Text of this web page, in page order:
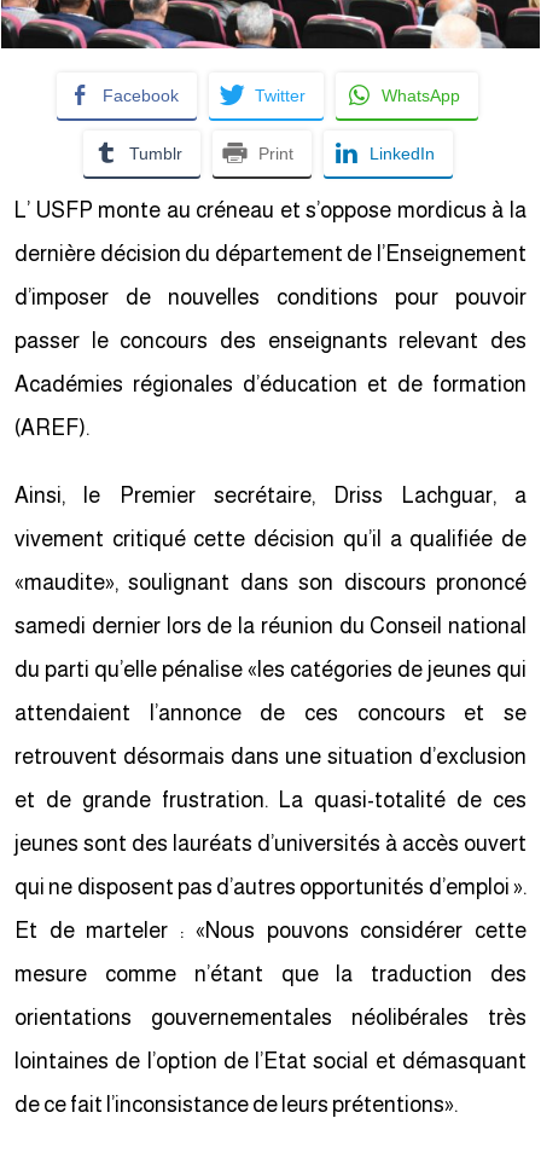
Facebook Twitter WhatsApp
Tumblr Print LinkedIn
L’ USFP monte au créneau et s’oppose mordicus à la
dernière décision du département de l’Enseignement
d’imposer de nouvelles conditions pour pouvoir
passer le concours des enseignants relevant des
Académies régionales d’éducation et de formation
(AREF).
Ainsi, le Premier secrétaire, Driss Lachguar, a
vivement critiqué cette décision qu’il a qualifiée de
«maudite», soulignant dans son discours prononcé
samedi dernier lors de la réunion du Conseil national
du parti qu’elle pénalise «les catégories de jeunes qui
attendaient l’annonce de ces concours et se
retrouvent désormais dans une situation d’exclusion
et de grande frustration. La quasi-totalité de ces
jeunes sont des lauréats d’universités à accès ouvert
qui ne disposent pas d’autres opportunités d’emploi ».
Et de marteler : «Nous pouvons considérer cette
mesure comme n’étant que la traduction des
orientations gouvernementales néolibérales très
lointaines de l’option de l’Etat social et démasquant
de ce fait l’inconsistance de leurs prétentions».